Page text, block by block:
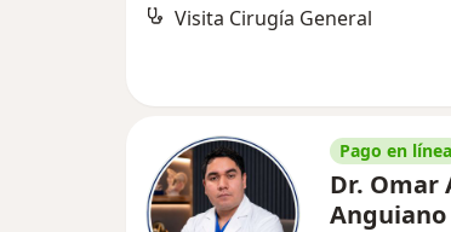
Visita Cirugía General
Pago en línea
Dr. Omar
Anguiano